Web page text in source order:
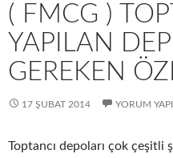
( FMCG )
YAPILAN
GEREKEN
17 ŞUBAT 2014 YORUM
Toptancı depoları çok çeşitli